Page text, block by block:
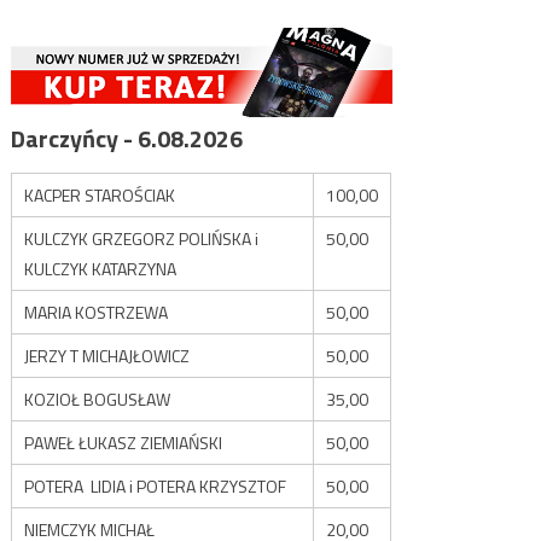
Darczyńcy - 6.08.2026
KACPER STAROŚCIAK
100,00
KULCZYK GRZEGORZ POLIŃSKA i
KULCZYK KATARZYNA
50,00
MARIA KOSTRZEWA
50,00
JERZY T MICHAJŁOWICZ
50,00
KOZIOŁ BOGUSŁAW
35,00
PAWEŁ ŁUKASZ ZIEMIAŃSKI
50,00
POTERA LIDIA i POTERA KRZYSZTOF
50,00
NIEMCZYK MICHAŁ
20,00